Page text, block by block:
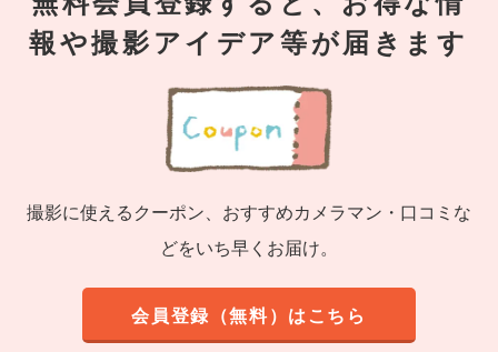
報や撮影アイデア等が届きます
撮影に使えるクーポン、おすすめカメラマン・口コミな
どをいち早くお届け。
会員登録（無料）はこちら